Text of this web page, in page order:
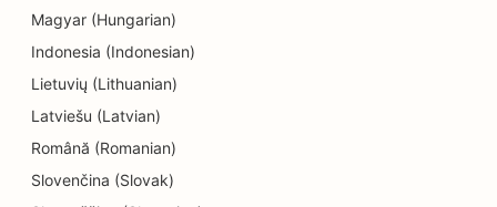
SEO za endodontiste
SEO za zabavo in rekreacijo
SEO za sobe pobega
Magyar (Hungarian)
Indonesia (Indonesian)
Lietuvių (Lithuanian)
Latviešu (Latvian)
Română (Romanian)
Slovenčina (Slovak)